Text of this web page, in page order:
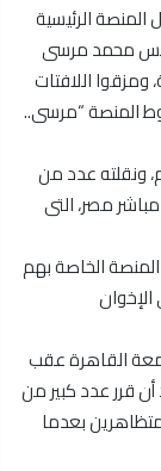
الرئيسية
محمد مرسى
ومزقوا اللافتات
المنصة “مرسى..
ونقلته عدد من
مصر، التى
الخاصة بهم
القاهرة عقب
قرر عدد كبير من
بعدما